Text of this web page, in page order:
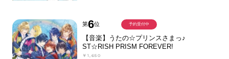
第6位
【音楽】うたの☆プリンスさまっ♪
ST☆RISH PRISM FOREVER!
￥1,650
予約受付中